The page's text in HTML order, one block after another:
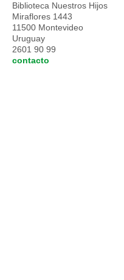
Biblioteca Nuestros Hijos
Miraflores 1443
11500 Montevideo
Uruguay
2601 90 99
contacto